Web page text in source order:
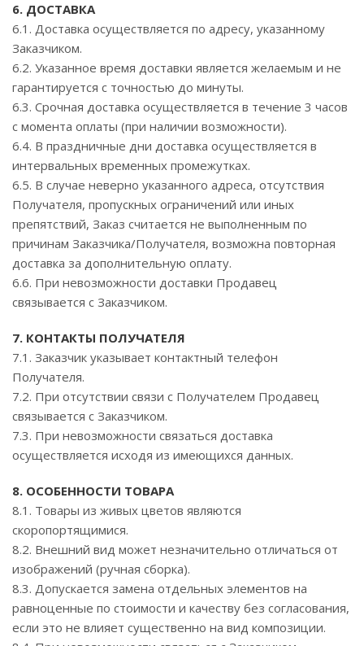
6. ДОСТАВКА
6.1. Доставка осуществляется по адресу, указанному
Заказчиком.
6.2. Указанное время доставки является желаемым и не
гарантируется с точностью до минуты.
6.3. Срочная доставка осуществляется в течение 3 часов
с момента оплаты (при наличии возможности).
6.4. В праздничные дни доставка осуществляется в
интервальных временных промежутках.
6.5. В случае неверно указанного адреса, отсутствия
Получателя, пропускных ограничений или иных
препятствий, Заказ считается не выполненным по
причинам Заказчика/Получателя, возможна повторная
доставка за дополнительную оплату.
6.6. При невозможности доставки Продавец
связывается с Заказчиком.
7. КОНТАКТЫ ПОЛУЧАТЕЛЯ
7.1. Заказчик указывает контактный телефон
Получателя.
7.2. При отсутствии связи с Получателем Продавец
связывается с Заказчиком.
7.3. При невозможности связаться доставка
осуществляется исходя из имеющихся данных.
8. ОСОБЕННОСТИ ТОВАРА
8.1. Товары из живых цветов являются
скоропортящимися.
8.2. Внешний вид может незначительно отличаться от
изображений (ручная сборка).
8.3. Допускается замена отдельных элементов на
равноценные по стоимости и качеству без согласования,
если это не влияет существенно на вид композиции.